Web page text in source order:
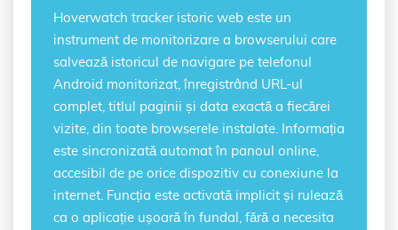
Hoverwatch tracker istoric web este un
instrument de monitorizare a browserului care
salvează istoricul de navigare pe telefonul
Android monitorizat, înregistrând URL-ul
complet, titlul paginii și data exactă a fiecărei
vizite, din toate browserele instalate. Informația
este sincronizată automat în panoul online,
accesibil de pe orice dispozitiv cu conexiune la
internet. Funcția este activată implicit și rulează
ca o aplicație ușoară în fundal, fără a necesita